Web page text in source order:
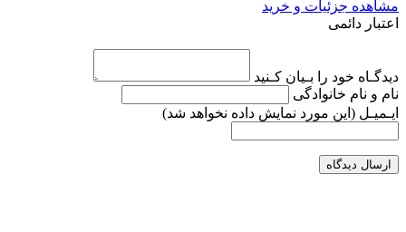
مشاهده جزئیات و خرید
اعتبار دائمی
دیدگـاه خود را بـیان کـنید
نام و نام خانوادگی
ایـمیـل (این مورد نمایش داده نخواهد شد)
ارسال دیدگاه